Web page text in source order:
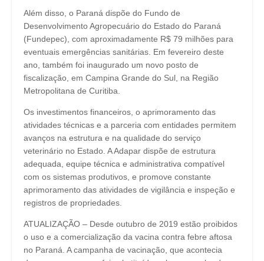
Além disso, o Paraná dispõe do Fundo de
Desenvolvimento Agropecuário do Estado do Paraná
(Fundepec), com aproximadamente R$ 79 milhões para
eventuais emergências sanitárias. Em fevereiro deste
ano, também foi inaugurado um novo posto de
fiscalização, em Campina Grande do Sul, na Região
Metropolitana de Curitiba.
Os investimentos financeiros, o aprimoramento das
atividades técnicas e a parceria com entidades permitem
avanços na estrutura e na qualidade do serviço
veterinário no Estado. A Adapar dispõe de estrutura
adequada, equipe técnica e administrativa compatível
com os sistemas produtivos, e promove constante
aprimoramento das atividades de vigilância e inspeção e
registros de propriedades.
ATUALIZAÇÃO – Desde outubro de 2019 estão proibidos
o uso e a comercialização da vacina contra febre aftosa
no Paraná. A campanha de vacinação, que acontecia